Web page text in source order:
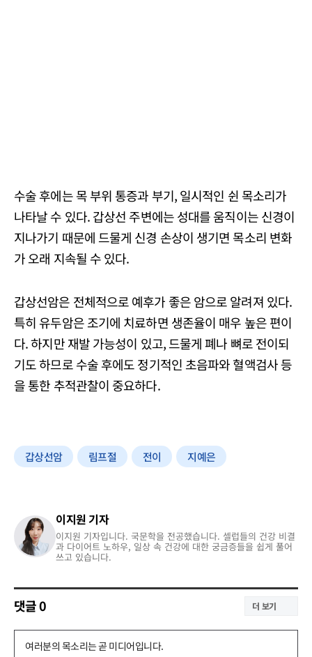
수술 후에는 목 부위 통증과 부기, 일시적인 쉰 목소리가
나타날 수 있다. 갑상선 주변에는 성대를 움직이는 신경이
지나가기 때문에 드물게 신경 손상이 생기면 목소리 변화
가 오래 지속될 수 있다.
갑상선암은 전체적으로 예후가 좋은 암으로 알려져 있다.
특히 유두암은 조기에 치료하면 생존율이 매우 높은 편이
다. 하지만 재발 가능성이 있고, 드물게 폐나 뼈로 전이되
기도 하므로 수술 후에도 정기적인 초음파와 혈액검사 등
을 통한 추적관찰이 중요하다.
갑상선암 림프절 전이 지예은
이지원 기자
이지원 기자입니다. 국문학을 전공했습니다. 셀럽들의 건강 비결
과 다이어트 노하우, 일상 속 건강에 대한 궁금증들을 쉽게 풀어
쓰고 있습니다.
댓글0 더 보기
댓